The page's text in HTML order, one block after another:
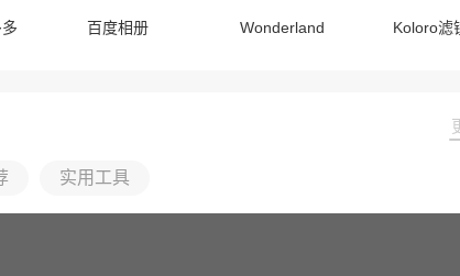
百度相册 Wonderland Koloro滤
实用工具